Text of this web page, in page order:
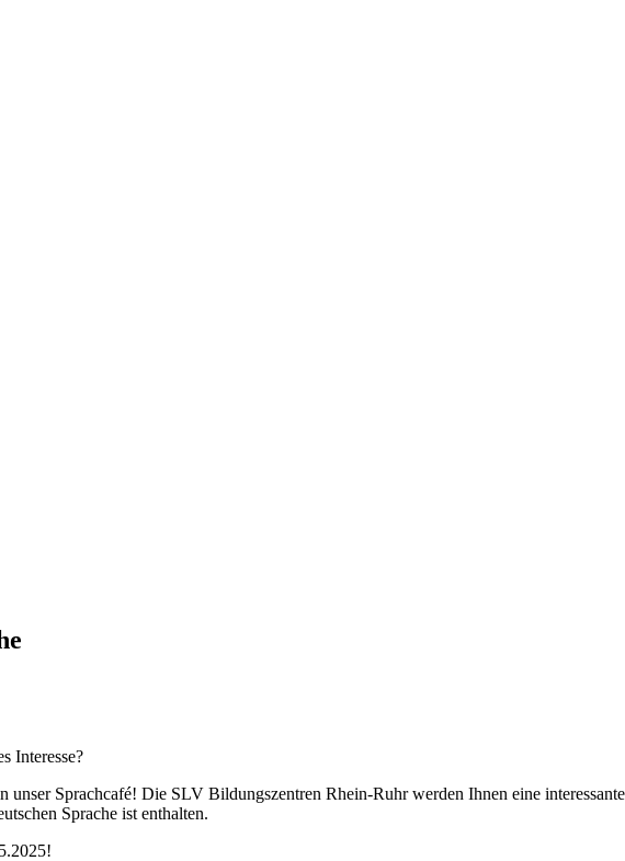
Interesse?
Sprachcafé! Die SLV Bildungszentren Rhein-Ruhr werden Ihnen eine
Sprache ist enthalten.